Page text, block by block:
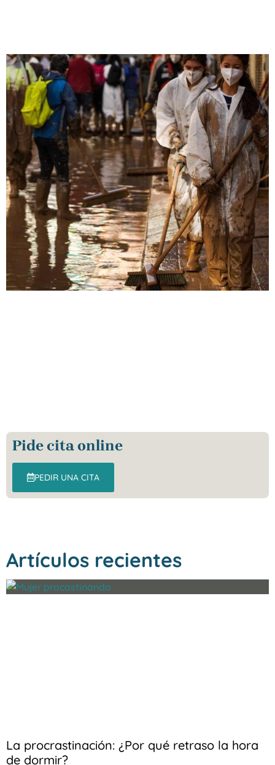
Pide cita online
PEDIR UNA CITA
Artículos recientes
La procrastinación: ¿Por qué retraso la hora
de dormir?